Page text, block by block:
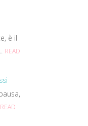
è il
READ
READ